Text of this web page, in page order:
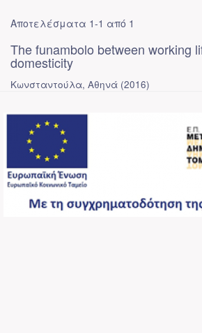
Αποτελέσματα 1-1 από 1
The funambolo between working
domesticity
Κωνσταντούλα, Αθηνά (2016)